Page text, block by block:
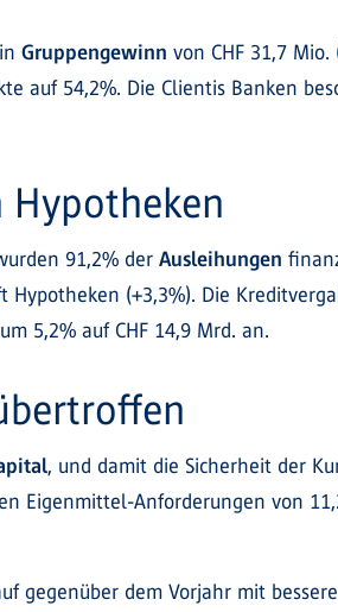
Gruppengewinn von CHF 31,7 Mio.
auf 54,2%. Die Clientis Banken
Hypotheken
91,2% der Ausleihungen
Hypotheken (+3,3%). Die
5,2% auf CHF 14,9 Mrd. an.
, und damit die Sicherheit der
Eigenmittel-Anforderungen von
gegenüber dem Vorjahr mit